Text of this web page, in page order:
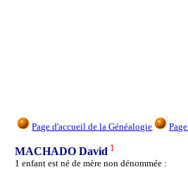
Page d'accueil de la Généalogie
MACHADO David 1
1 enfant est né de mère non dénommée :